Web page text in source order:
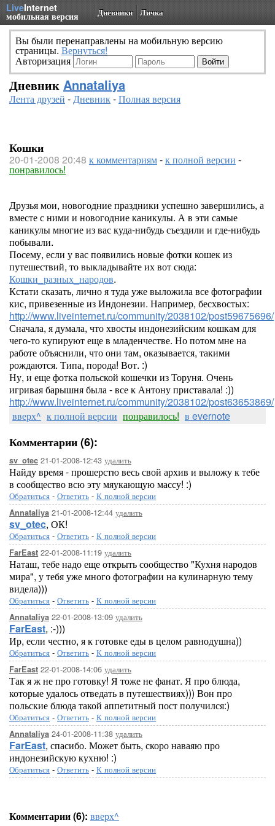
LiveInternet
мобильная версия Дневники Личка
Вы были перенаправлены на мобильную версию
страницы. Вернуться!
Авторизация
Дневник Annataliya
Лента друзей -Дневник-Полная версия
Кошки
20-01-2008 20:48 к комментариям-к полной версии -
понравилось!
Друзья мои, новогодние праздники успешно завершились, а
вместе с ними и новогодние каникулы. А в эти самые
каникулы многие из вас куда-нибудь съездили и где-нибудь
побывали.
Посему, если у вас появились новые фотки кошек из
путешествий, то выкладывайте их вот сюда:
Кошки_разных_народов.
Кстати сказать, лично я туда уже выложила все фотографии
кис, привезенные из Индонезии. Например, бесхвостых:
http://www.liveinternet.ru/community/2038102/post59675696/
Сначала, я думала, что хвосты индонезийским кошкам для
чего-то купируют еще в младенчестве. Но потом мне на
работе объяснили, что они там, оказывается, такими
рождаются. Типа, порода! Вот. :)
Ну, и еще фотка польской кошечки из Торуня. Очень
игривая барышня была - все к Антону приставала! :))
http://www.liveinternet.ru/community/2038102/post63653869/
вверх^ к полной версии понравилось! в evernote
Комментарии (6):
sv_otec 21-01-2008-12:43 удалить
Найду время - прошерстю весь свой архив и выложу к тебе
в сообщество всю эту мяукающую массу! :)
Обратиться - Ответить - К полной версии
Annataliya 21-01-2008-12:44 удалить
sv_otec, ОК!
Обратиться - Ответить - К полной версии
FarEast 22-01-2008-11:19 удалить
Наташ, тебе надо еще открыть сообщество "Кухня народов
мира", у тебя уже много фотографии на кулинарную тему
видела)))
Обратиться - Ответить - К полной версии
Annataliya 22-01-2008-13:09 удалить
FarEast, :-)))
Ир, если честно, я к готовке еды в целом равнодушна))
Обратиться - Ответить - К полной версии
FarEast 22-01-2008-14:06 удалить
Так я ж не про готовку! Я тоже не фанат. Я про блюда,
которые удалось отведать в путешествиях))) Вон про
польские блюда такой аппетитный пост получился:)
Обратиться - Ответить - К полной версии
Annataliya 24-01-2008-11:38 удалить
FarEast, спасибо. Может быть, скоро наваяю про
индонезийскую кухню! :)
Обратиться - Ответить - К полной версии
Комментарии (6): вверх^